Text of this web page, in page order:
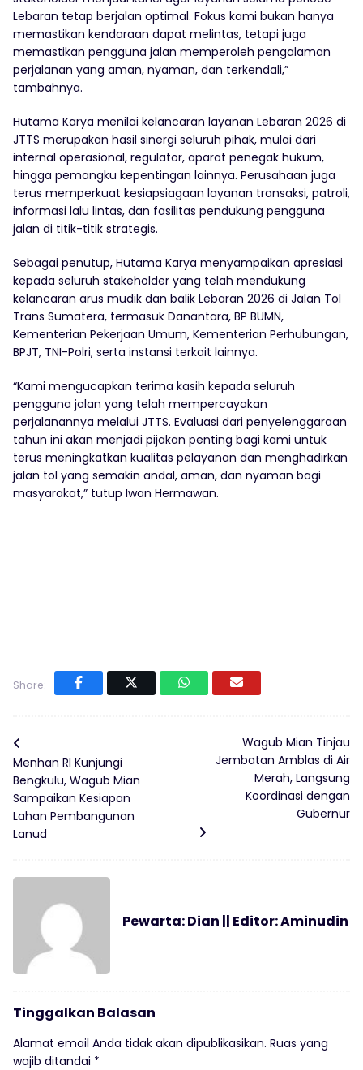
Lebaran tetap berjalan optimal. Fokus kami bukan hanya
memastikan kendaraan dapat melintas, tetapi juga
memastikan pengguna jalan memperoleh pengalaman
perjalanan yang aman, nyaman, dan terkendali,”
tambahnya.
Hutama Karya menilai kelancaran layanan Lebaran 2026 di
JTTS merupakan hasil sinergi seluruh pihak, mulai dari
internal operasional, regulator, aparat penegak hukum,
hingga pemangku kepentingan lainnya. Perusahaan juga
terus memperkuat kesiapsiagaan layanan transaksi, patroli,
informasi lalu lintas, dan fasilitas pendukung pengguna
jalan di titik-titik strategis.
Sebagai penutup, Hutama Karya menyampaikan apresiasi
kepada seluruh stakeholder yang telah mendukung
kelancaran arus mudik dan balik Lebaran 2026 di Jalan Tol
Trans Sumatera, termasuk Danantara, BP BUMN,
Kementerian Pekerjaan Umum, Kementerian Perhubungan,
BPJT, TNI-Polri, serta instansi terkait lainnya.
“Kami mengucapkan terima kasih kepada seluruh
pengguna jalan yang telah mempercayakan
perjalanannya melalui JTTS. Evaluasi dari penyelenggaraan
tahun ini akan menjadi pijakan penting bagi kami untuk
terus meningkatkan kualitas pelayanan dan menghadirkan
jalan tol yang semakin andal, aman, dan nyaman bagi
masyarakat,” tutup Iwan Hermawan.
Share:
Menhan RI Kunjungi
Bengkulu, Wagub Mian
Sampaikan Kesiapan
Lahan Pembangunan
Lanud
Wagub Mian Tinjau
Jembatan Amblas di Air
Merah, Langsung
Koordinasi dengan
Gubernur
Pewarta: Dian || Editor: Aminudin
Tinggalkan Balasan
Alamat email Anda tidak akan dipublikasikan. Ruas yang
wajib ditandai *